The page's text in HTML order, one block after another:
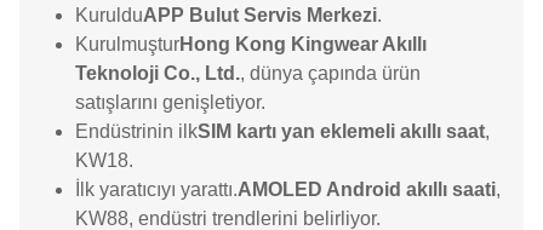
KurulduAPP Bulut Servis Merkezi.
KurulmuşturHong Kong Kingwear Akıllı
Teknoloji Co., Ltd., dünya çapında ürün
satışlarını genişletiyor.
Endüstrinin ilkSIM kartı yan eklemeli akıllı saat,
KW18.
İlk yaratıcıyı yarattı.AMOLED Android akıllı saati,
KW88, endüstri trendlerini belirliyor.